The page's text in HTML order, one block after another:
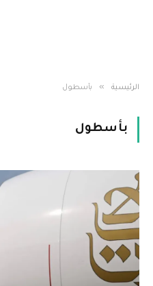
الرئيسية » بأسطول
بأسطول